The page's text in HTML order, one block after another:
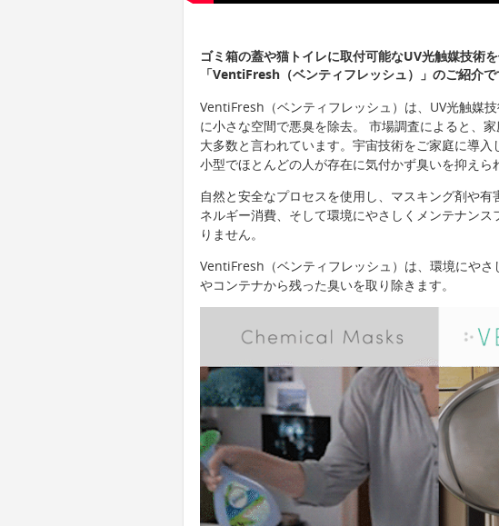
ゴミ箱の蓋や猫トイレに取付可能なUV光触媒技術
「VentiFresh（ベンティフレッシュ）」のご紹介で
VentiFresh（ベンティフレッシュ）は、UV光触媒
に小さな空間で悪臭を除去。 市場調査によると、
大多数と言われています。宇宙技術をご家庭に導
小型でほとんどの人が存在に気付かず臭いを抑えら
自然と安全なプロセスを使用し、マスキング剤や
ネルギー消費、そして環境にやさしくメンテナン
りません。
VentiFresh（ベンティフレッシュ）は、環境にやさ
やコンテナから残った臭いを取り除きます。